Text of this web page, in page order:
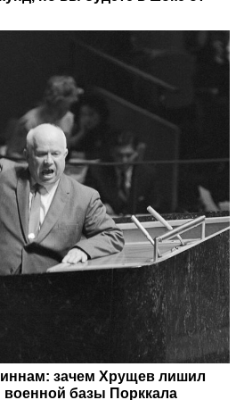
зачем Хрущев лишил
военной базы Порккала